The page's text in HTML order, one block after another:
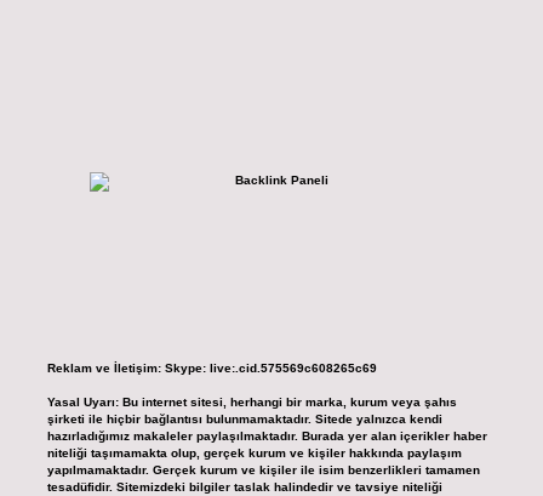
Reklam ve İletişim: Skype: live:.cid.575569c608265c69
Yasal Uyarı: Bu internet sitesi, herhangi bir marka, kurum veya şahıs
şirketi ile hiçbir bağlantısı bulunmamaktadır. Sitede yalnızca kendi
hazırladığımız makaleler paylaşılmaktadır. Burada yer alan içerikler haber
niteliği taşımamakta olup, gerçek kurum ve kişiler hakkında paylaşım
yapılmamaktadır. Gerçek kurum ve kişiler ile isim benzerlikleri tamamen
tesadüfidir. Sitemizdeki bilgiler taslak halindedir ve tavsiye niteliği